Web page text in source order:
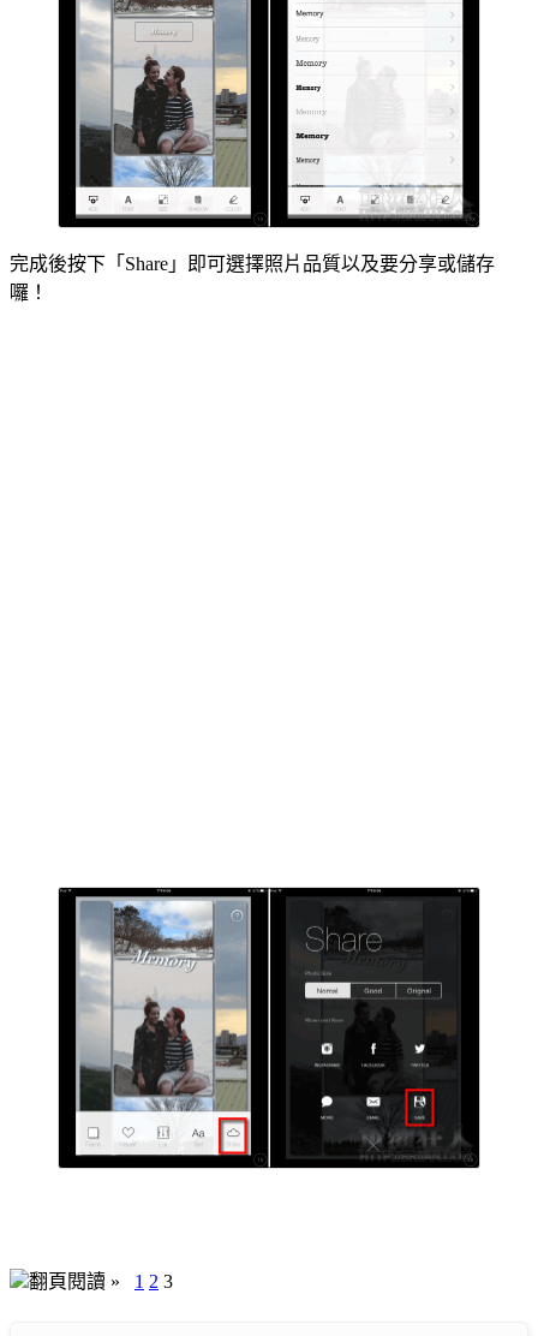
完成後按下「Share」即可選擇照片品質以及要分享或儲存
囉！
翻頁閱讀 » 1 2 3